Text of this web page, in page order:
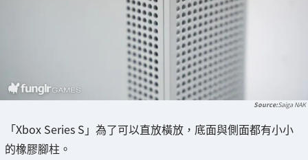
Saiga NAK
「Xbox Series S」為了可以直放橫放，底面與側面都有小小
的橡膠腳柱。